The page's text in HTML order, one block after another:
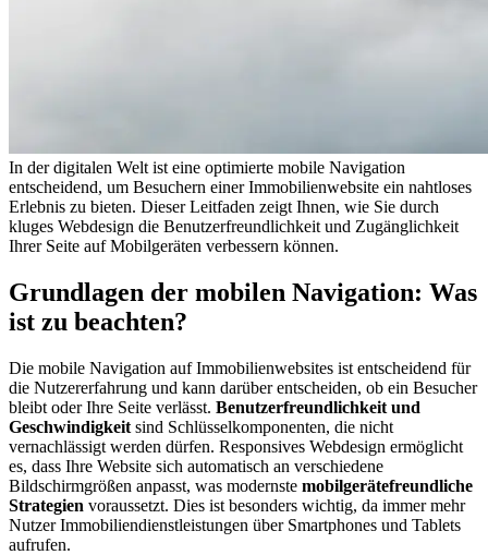
In der digitalen Welt ist eine optimierte mobile Navigation
entscheidend, um Besuchern einer Immobilienwebsite ein nahtloses
Erlebnis zu bieten. Dieser Leitfaden zeigt Ihnen, wie Sie durch
kluges Webdesign die Benutzerfreundlichkeit und Zugänglichkeit
Ihrer Seite auf Mobilgeräten verbessern können.
Grundlagen der mobilen Navigation: Was
ist zu beachten?
Die mobile Navigation auf Immobilienwebsites ist entscheidend für
die Nutzererfahrung und kann darüber entscheiden, ob ein Besucher
bleibt oder Ihre Seite verlässt. Benutzerfreundlichkeit und
Geschwindigkeit sind Schlüsselkomponenten, die nicht
vernachlässigt werden dürfen. Responsives Webdesign ermöglicht
es, dass Ihre Website sich automatisch an verschiedene
Bildschirmgrößen anpasst, was modernste mobilgerätefreundliche
Strategien voraussetzt. Dies ist besonders wichtig, da immer mehr
Nutzer Immobiliendienstleistungen über Smartphones und Tablets
aufrufen.